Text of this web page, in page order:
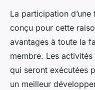
La participation
conçu pour cette
avantages à toute la
membre. Les
qui seront exécutées
un meilleur